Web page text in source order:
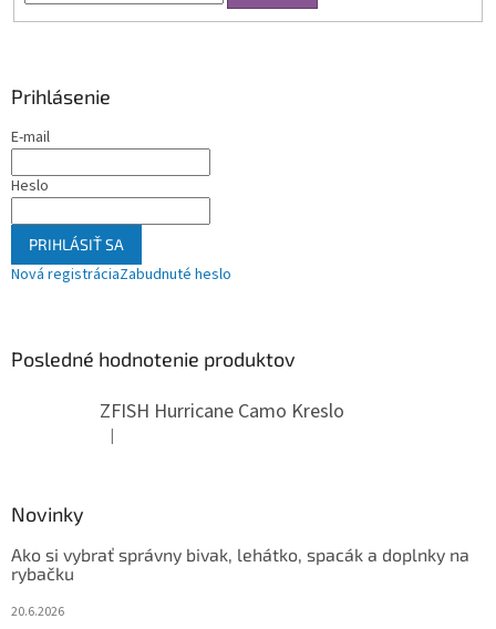
Prihlásenie
E-mail
Heslo
PRIHLÁSIŤ SA
Nová registráciaZabudnuté heslo
Posledné hodnotenie produktov
ZFISH Hurricane Camo Kreslo
Hodnotenie produktu je 5 z 5 hviezdičiek.
|
Novinky
Ako si vybrať správny bivak, lehátko, spacák a doplnky na
rybačku
20.6.2026